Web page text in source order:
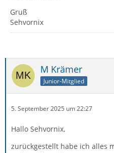
Gruß
Sehvornix
M Krämer
Junior-Mitglied
5. September 2025 um 22:27
Hallo Sehvornix,
zurückgestellt habe ich alles